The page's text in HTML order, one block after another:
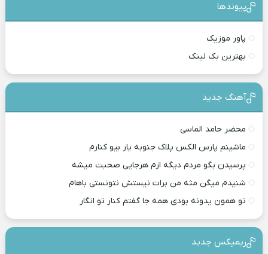
پیوندها
پاور موزیک
بهترین بک لینک
آهنگ جدید
محضر حامد الماسی
ماشینم پارس الکس پلاک جنوبه یار بیو کنارم
پرسیدن بگو مردم دیگه ازم هرجایی صحبت میشه
شنیدم میگن مثه من برات نیستش نتونستی باهام
تو همون یدونه بودی همه جا گفتم کنار تو انگار
ریمیکس جدید